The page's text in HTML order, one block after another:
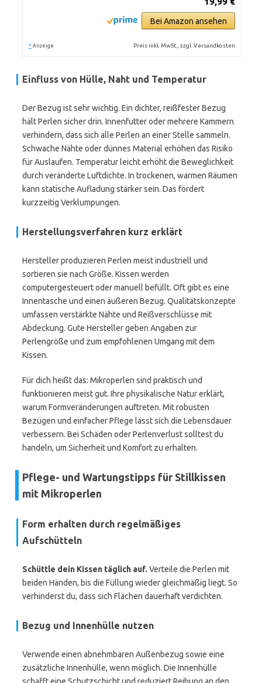
Bei Amazon ansehen
* Anzeige Preis inkl. MwSt., zzgl. Versandkosten
Einfluss von Hülle, Naht und Temperatur
Der Bezug ist sehr wichtig. Ein dichter, reißfester Bezug
hält Perlen sicher drin. Innenfutter oder mehrere Kammern
verhindern, dass sich alle Perlen an einer Stelle sammeln.
Schwache Nähte oder dünnes Material erhöhen das Risiko
für Auslaufen. Temperatur leicht erhöht die Beweglichkeit
durch veränderte Luftdichte. In trockenen, warmen Räumen
kann statische Aufladung stärker sein. Das fördert
kurzzeitig Verklumpungen.
Herstellungsverfahren kurz erklärt
Hersteller produzieren Perlen meist industriell und
sortieren sie nach Größe. Kissen werden
computergesteuert oder manuell befüllt. Oft gibt es eine
Innentasche und einen äußeren Bezug. Qualitätskonzepte
umfassen verstärkte Nähte und Reißverschlüsse mit
Abdeckung. Gute Hersteller geben Angaben zur
Perlengröße und zum empfohlenen Umgang mit dem
Kissen.
Für dich heißt das: Mikroperlen sind praktisch und
funktionieren meist gut. Ihre physikalische Natur erklärt,
warum Formveränderungen auftreten. Mit robusten
Bezügen und einfacher Pflege lässt sich die Lebensdauer
verbessern. Bei Schäden oder Perlenverlust solltest du
handeln, um Sicherheit und Komfort zu erhalten.
Pflege- und Wartungstipps für Stillkissen
mit Mikroperlen
Form erhalten durch regelmäßiges
Aufschütteln
Schüttle dein Kissen täglich auf. Verteile die Perlen mit
beiden Händen, bis die Füllung wieder gleichmäßig liegt. So
verhinderst du, dass sich Flächen dauerhaft verdichten.
Bezug und Innenhülle nutzen
Verwende einen abnehmbaren Außenbezug sowie eine
zusätzliche Innenhülle, wenn möglich. Die Innenhülle